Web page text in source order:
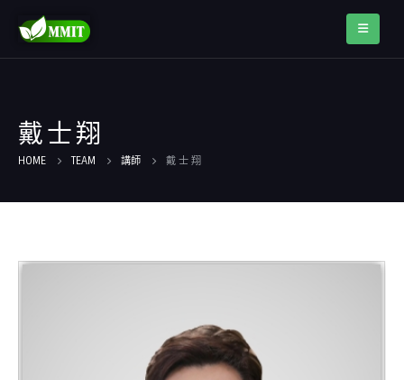
戴 士 翔
HOME TEAM 講師 戴 士 翔